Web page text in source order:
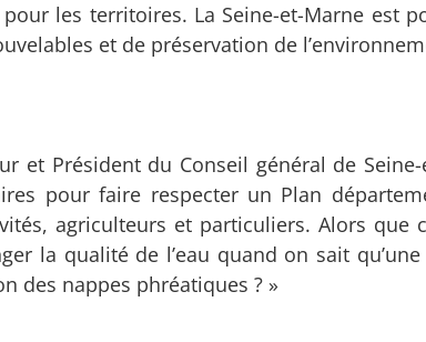
les territoires. La Seine-et-Marne est
et de préservation de
et Président du Conseil général de
pour faire respecter un Plan
agriculteurs et particuliers. Alors
la qualité de l’eau quand on sait
des nappes phréatiques ? »